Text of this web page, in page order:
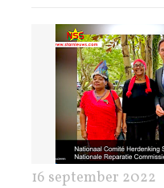
16 september 2022